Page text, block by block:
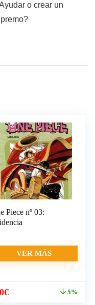
o crear un
Piece nº 03:
VER MÁS
€El
5%